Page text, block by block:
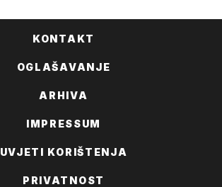
KONTAKT
OGLAŠAVANJE
ARHIVA
IMPRESSUM
UVJETI KORIŠTENJA
PRIVATNOST